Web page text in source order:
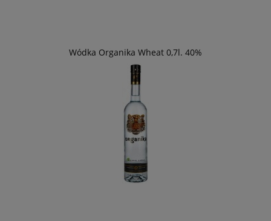
Wódka Organika Wheat 0,7l. 40%